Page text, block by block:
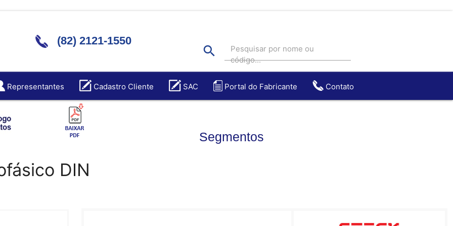
(82) 2121-1550
search
Pesquisar por nome ou
código...
Representantes Cadastro Cliente SAC Portal do Fabricante Contato
Segmentos
DIN